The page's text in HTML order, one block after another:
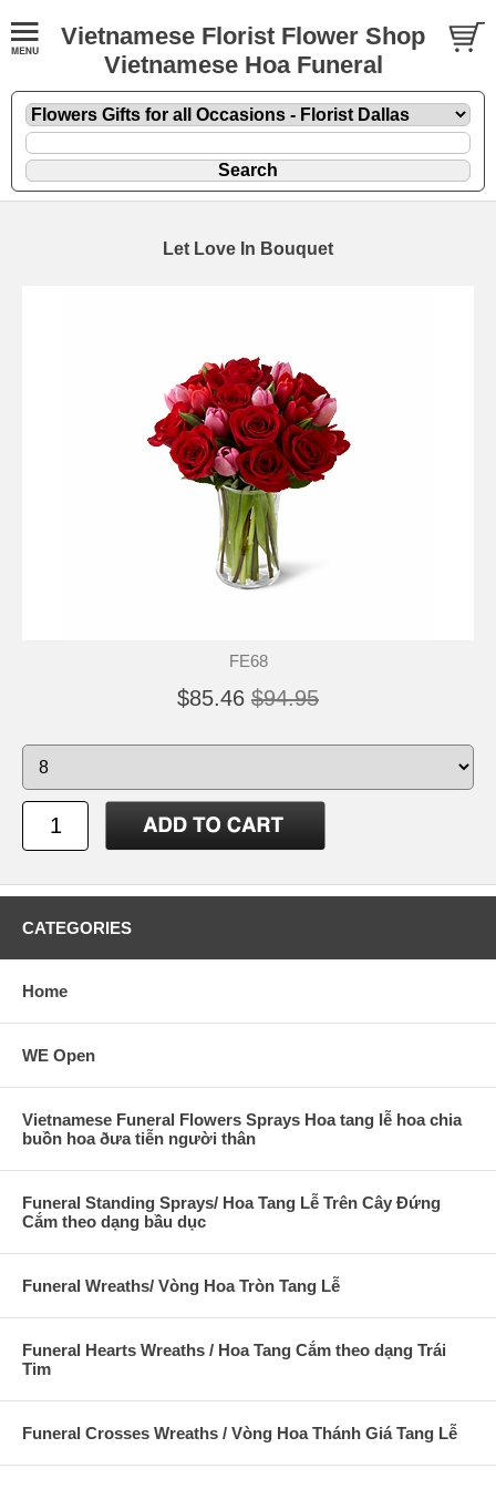
Vietnamese Florist Flower Shop
Vietnamese Hoa Funeral
Let Love In Bouquet
FE68
$85.46 $94.95
CATEGORIES
Home
WE Open
Vietnamese Funeral Flowers Sprays Hoa tang lễ hoa chia
buồn hoa ðưa tiễn người thân
Funeral Standing Sprays/ Hoa Tang Lễ Trên Cây Đứng
Cắm theo dạng bầu dục
Funeral Wreaths/ Vòng Hoa Tròn Tang Lễ
Funeral Hearts Wreaths / Hoa Tang Cắm theo dạng Trái
Tim
Funeral Crosses Wreaths / Vòng Hoa Thánh Giá Tang Lễ